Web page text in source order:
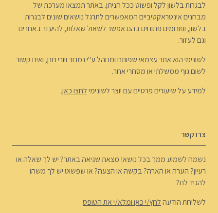
לבגרות בלשון לקל ופשוט ככל הניתן. באתר תמצאו מערכת של
מבחנים אינטראקטיביים המאפשרים לתרגל נושאים שונים לבגרות
בלשון, ופורומים פתוחים בהם אפשר לשאול שאלות, להיעזר באחרים
וגם לעזור.
לשונימי הוא אתר עצמאי שפותח ומנוהל ע"י נמרוד ויורי רונן, ואינו קשור
לשום גוף ממשלתי או מסחרי אחר.
למידע על שיעורים פרטיים עם יוצר לשונימילחצו כאן.
צרו קשר
נשמח לשמוע ממך בכל נושא! מצאת שגיאה באתר? יש לך שאלה או
רעיון? הערה או הארה? בקשה או הצעה? או שפשוט יש לך משהו
להגיד לנו?
לשליחת הודעהלחץ/י כאן ומלא/י את הטופס.